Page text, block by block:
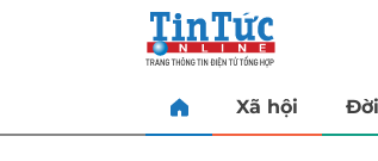
Xã hội